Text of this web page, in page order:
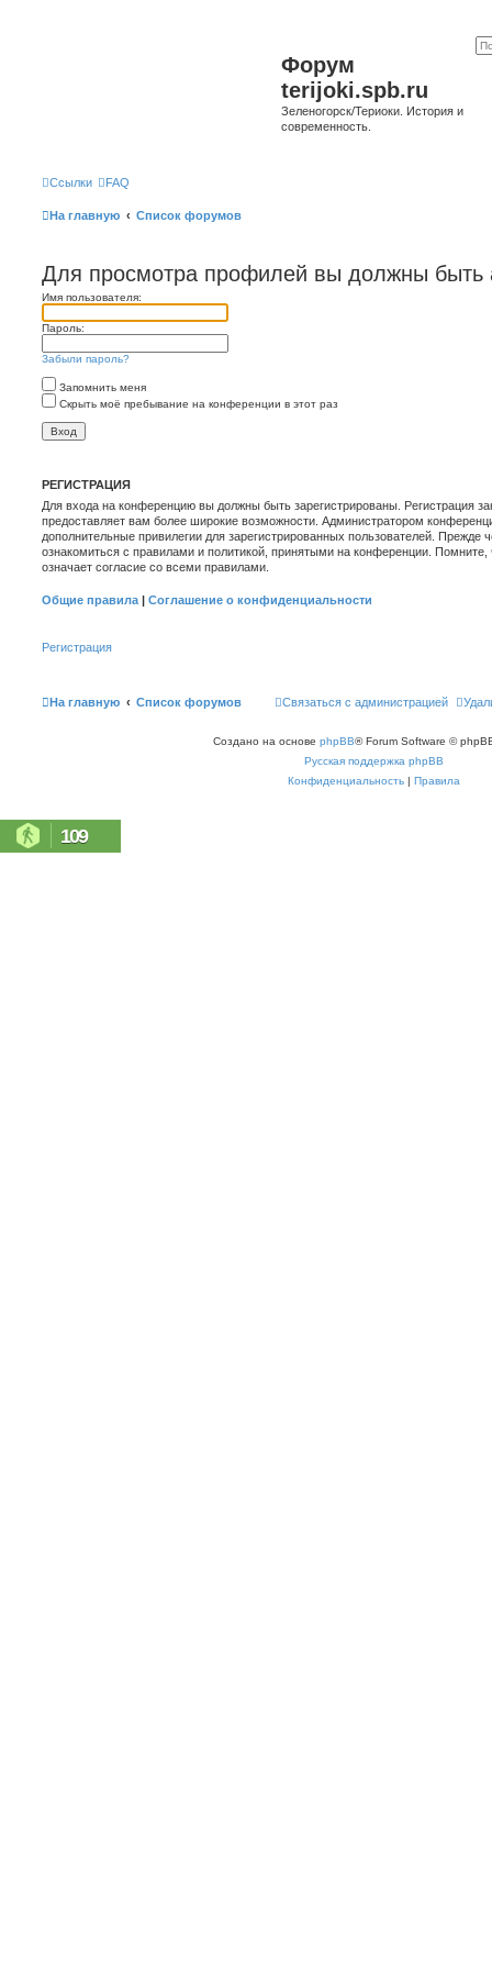
Форум
terijoki.spb.ru
Зеленогорск/Териоки. История и
современность.
Ссылки FAQ
На главную Список форумов
Для просмотра профилей вы должны быть
Имя пользователя:
Пароль:
Забыли пароль?
Запомнить меня
Скрыть моё пребывание на конференции в этот раз
РЕГИСТРАЦИЯ
Для входа на конференцию вы должны быть зарегистрированы. Регистрация
предоставляет вам более широкие возможности. Администратором
дополнительные привилегии для зарегистрированных пользователей. Прежде
ознакомиться с правилами и политикой, принятыми на конференции.
означает согласие со всеми правилами.
Общие правила | Соглашение о конфиденциальности
Регистрация
На главную Список форумов Связаться с администрацией
Создано на основе phpBB® Forum Software ©
Русская поддержка phpBB
Конфиденциальность | Правила
109